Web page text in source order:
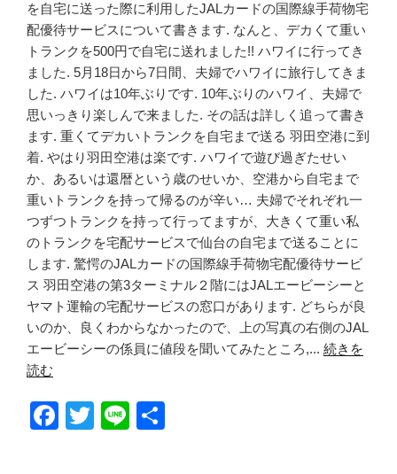
を自宅に送った際に利用したJALカードの国際線手荷物宅
配優待サービスについて書きます. なんと、デカくて重い
トランクを500円で自宅に送れました!! ハワイに行ってき
ました. 5月18日から7日間、夫婦でハワイに旅行してきま
した. ハワイは10年ぶりです. 10年ぶりのハワイ、夫婦で
思いっきり楽しんで来ました. その話は詳しく追って書き
ます. 重くてデカいトランクを自宅まで送る 羽田空港に到
着. やはり羽田空港は楽です. ハワイで遊び過ぎたせい
か、あるいは還暦という歳のせいか、空港から自宅まで
重いトランクを持って帰るのが辛い… 夫婦でそれぞれ一
つずつトランクを持って行ってますが、大きくて重い私
のトランクを宅配サービスで仙台の自宅まで送ることに
します. 驚愕のJALカードの国際線手荷物宅配優待サービ
ス 羽田空港の第3ターミナル２階にはJALエービーシーと
ヤマト運輸の宅配サービスの窓口があります. どちらが良
いのか、良くわからなかったので、上の写真の右側のJAL
エービーシーの係員に値段を聞いてみたところ,... 続きを
読む
F
T
Li